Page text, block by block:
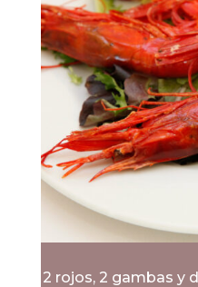
2 rojos, 2 gambas y